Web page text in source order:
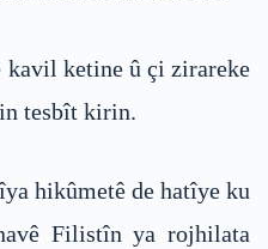
kavil ketine û çi zirareke
tesbît kirin.
hikûmetê de hatîye ku
Filistîn ya rojhilata